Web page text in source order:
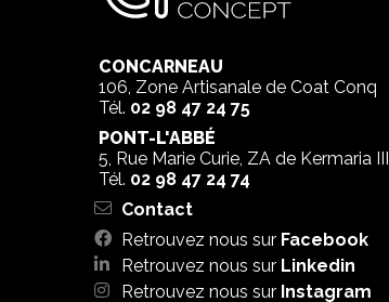
CONCARNEAU
106, Zone Artisanale de Coat Conq
Tél. 02 98 47 24 75
PONT-L'ABBÉ
5, Rue Marie Curie, ZA de Kermaria III
Tél. 02 98 47 24 74
Contact
Retrouvez nous sur Facebook
Retrouvez nous sur Linkedin
Retrouvez nous sur Instagram